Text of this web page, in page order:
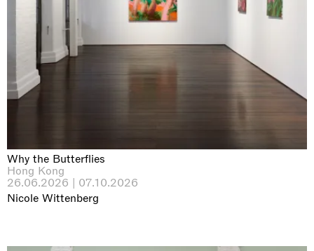
Why the Butterflies
Hong Kong
26.06.2026 | 07.10.2026
Nicole Wittenberg